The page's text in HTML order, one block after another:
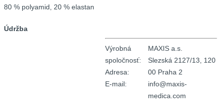
80 % polyamid, 20 % elastan
Údržba
Výrobná
spoločnosť:
Adresa:
E-mail:
MAXIS a.s.
Slezská 2127/13, 120
00 Praha 2
info@maxis-
medica.com